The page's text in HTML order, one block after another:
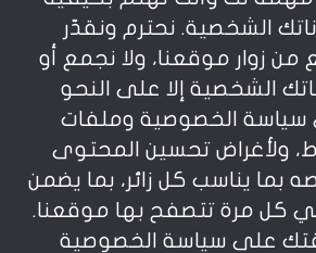
الشخصية. نحترم ونقدّر
زوار موقعنا، ولا نجمع أو
الشخصية إلا على النحو
سياسة الخصوصية وملفات
ولأغراض تحسين المحتوى
بما يناسب كل زائر، بما يضمن
في كل مرة تتصفح بها موقعنا.
على سياسة الخصوصية